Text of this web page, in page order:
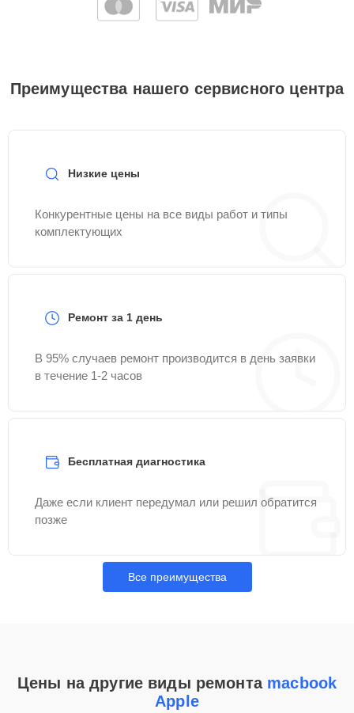
Преимущества нашего сервисного центра
Низкие цены
Конкурентные цены на все виды работ и типы
комплектующих
Ремонт за 1 день
В 95% случаев ремонт производится в день заявки
в течение 1-2 часов
Бесплатная диагностика
Даже если клиент передумал или решил обратится
позже
Все преимущества
Цены на другие виды ремонта macbook
Apple